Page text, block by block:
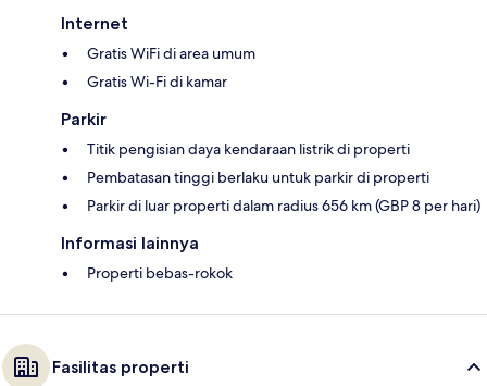
Internet
Gratis WiFi di area umum
Gratis Wi-Fi di kamar
Parkir
Titik pengisian daya kendaraan listrik di properti
Pembatasan tinggi berlaku untuk parkir di properti
Parkir di luar properti dalam radius 656 km (GBP 8 per hari)
Informasi lainnya
Properti bebas-rokok
Fasilitas properti